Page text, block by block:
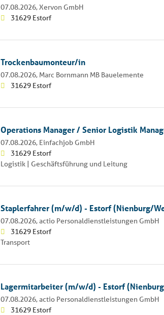
07.08.2026, Xervon GmbH
31629 Estorf
Trockenbaumonteur/in
07.08.2026, Marc Bornmann MB Bauelemente
31629 Estorf
Operations Manager / Senior Logistik
07.08.2026, Einfachjob GmbH
31629 Estorf
Logistik | Geschäftsführung und Leitung
Staplerfahrer (m/w/d) - Estorf (Nienburg/
07.08.2026,actio Personaldienstleistungen GmbH
31629 Estorf
Transport
Lagermitarbeiter (m/w/d) - Estorf
07.08.2026,actio Personaldienstleistungen GmbH
31629 Estorf